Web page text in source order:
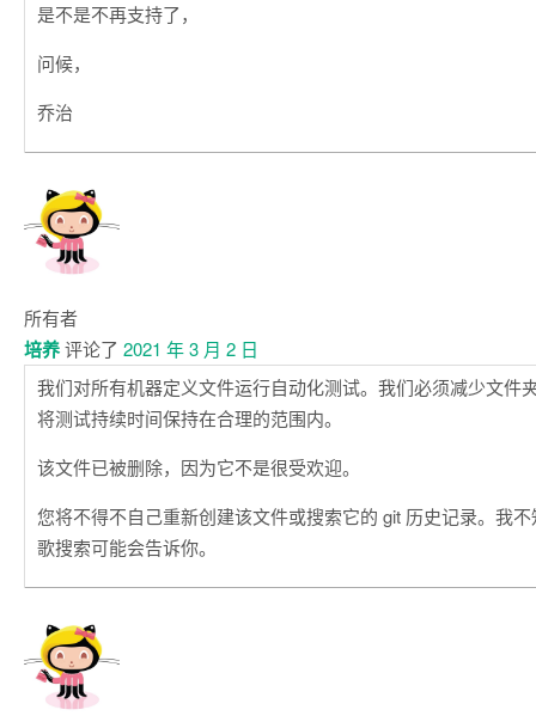
是不是不再支持了，
问候，
乔治
所有者
培养评论了 2021 年 3 月 2 日
我们对所有机器定义文件运行自动化测试。我们必须减少文件
将测试持续时间保持在合理的范围内。
该文件已被删除，因为它不是很受欢迎。
您将不得不自己重新创建该文件或搜索它的 git 历史记录。我
歌搜索可能会告诉你。